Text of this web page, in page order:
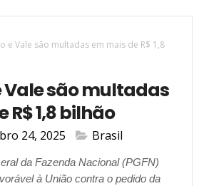
e Vale são multadas em mais de R$ 1,8
Vale são multadas
R$ 1,8 bilhão
24, 2025 Brasil
da Fazenda Nacional (PGFN)
à União contra o pedido da